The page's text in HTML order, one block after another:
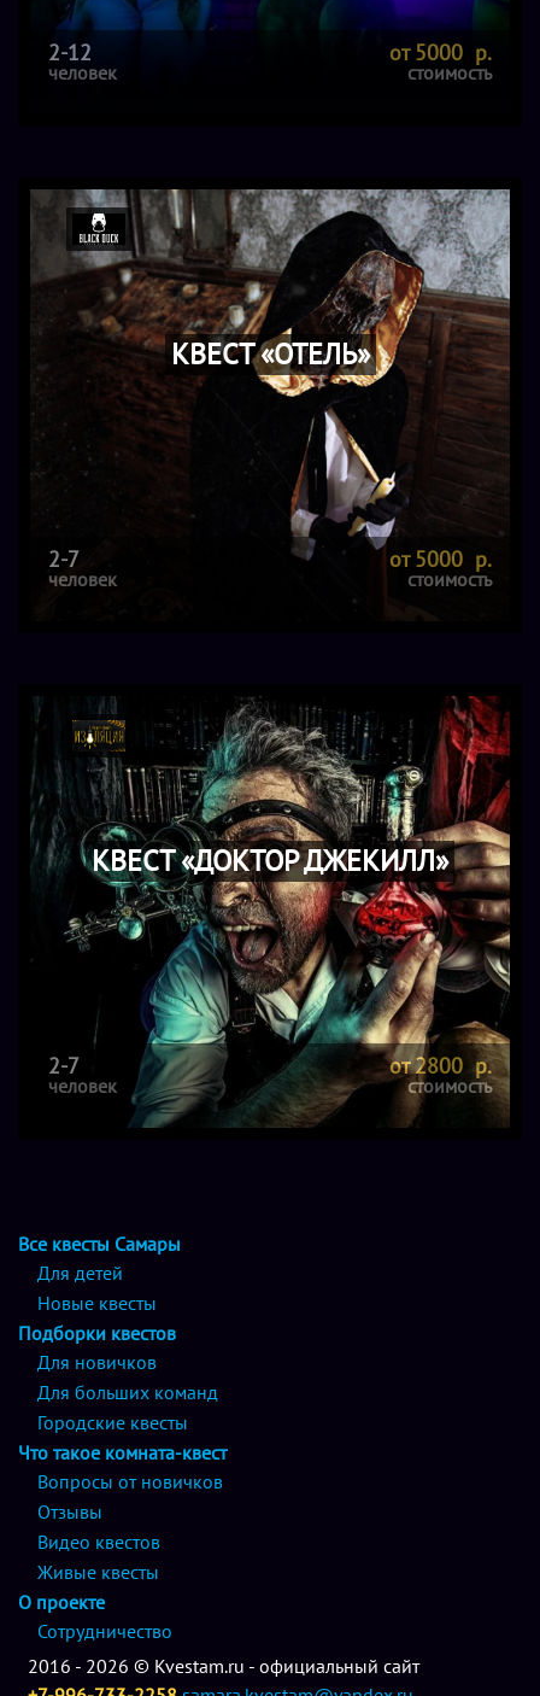
2-12
человек
от 5000 р.
стоимость
КВЕСТ «ОТЕЛЬ»
2-7
человек
от 5000 р.
стоимость
КВЕСТ «ДОКТОР ДЖЕКИЛЛ»
2-7
человек
от 2800 р.
стоимость
Все квесты Самары
Для детей
Новые квесты
Подборки квестов
Для новичков
Для больших команд
Городские квесты
Что такое комната-квест
Вопросы от новичков
Отзывы
Видео квестов
Живые квесты
О проекте
Сотрудничество
2016 - 2026 © Kvestam.ru - официальный сайт